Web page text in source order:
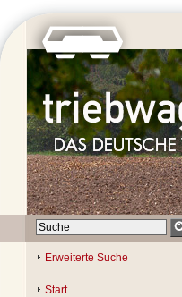
Erweiterte Suche
Start